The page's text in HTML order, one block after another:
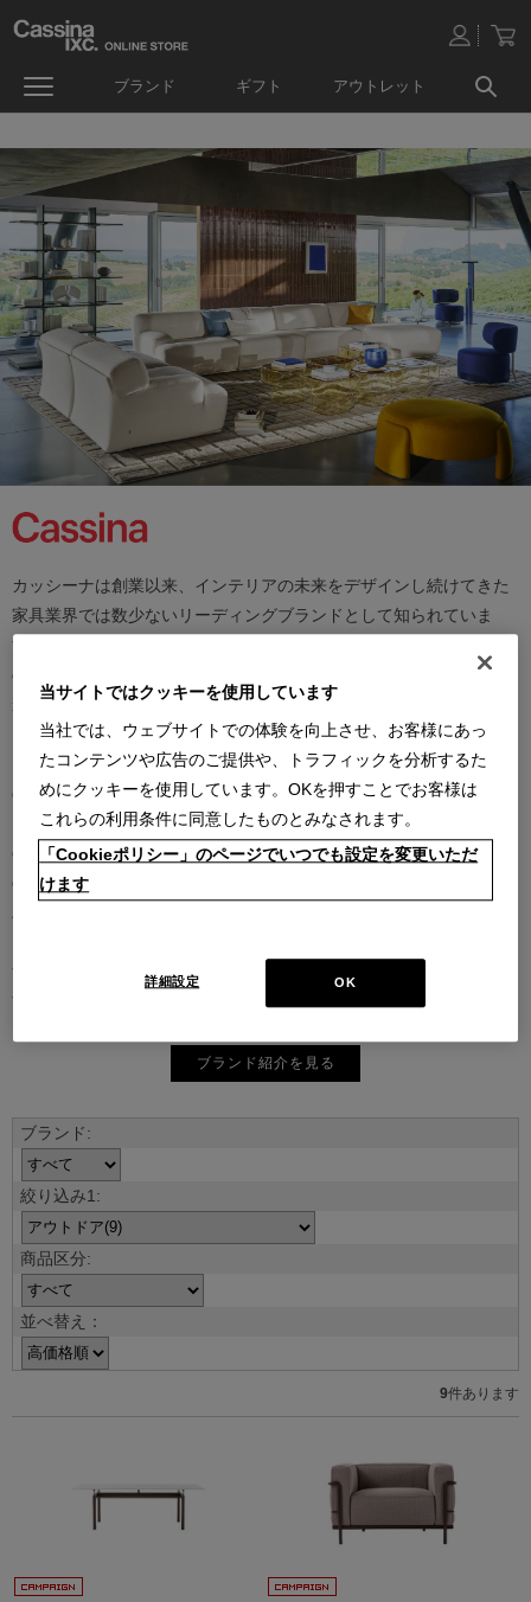
ブランド ギフト アウトレット
カッシーナは創業以来、インテリアの未来をデザインし続けてきた
家具業界では数少ないリーディングブランドとして知られていま
す。17世紀、イタリアで誕生したカッシーナは、教会の木製チェア
の製造に始まり、その後豪華客船の内装などを手掛け、技術力を確
かなものとしました。1927年にチェーザレ・カッシーナとウンベル
ト・カッシーナによってカッシーナ社が設立されると、5０年代には
モダンファーニチャーの分野へと転身、その後多くの製品が世界中
の最も重要な美術館にコレクションされるなど、その完成度とデザ
イン性は高い評価を得ています。この普遍的なクオリティを支える
のは、高水準のテクノロジーとアルチザン（職人）の技術の継承と
の見事な融合であり、また、永年をかけ築きあげられた歴史と信
ナは、時代を越えて人々を魅了し、特別な満足感をもたらし続けま
す。
ブランド紹介を見る
並べ替え：
9件あります
当サイトではクッキーを使用しています
当社では、ウェブサイトでの体験を向上させ、お客様にあっ
たコンテンツや広告のご提供や、トラフィックを分析するた
めにクッキーを使用しています。OKを押すことでお客様は
これらの利用条件に同意したものとみなされます。
「Cookieポリシー」のページでいつでも設定を変更いただ
けます
OK
詳細設定